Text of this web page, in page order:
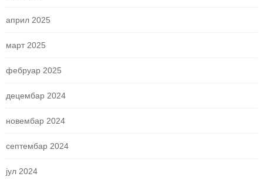
април 2025
март 2025
фебруар 2025
децембар 2024
новембар 2024
септембар 2024
јул 2024